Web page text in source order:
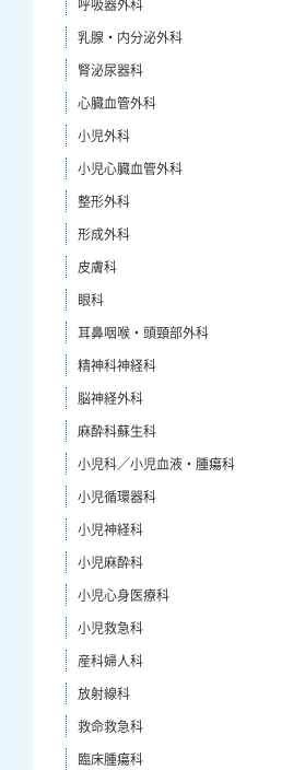
呼吸器外科
乳腺・内分泌外科
腎泌尿器科
心臓血管外科
小児外科
小児心臓血管外科
整形外科
形成外科
皮膚科
眼科
耳鼻咽喉・頭頸部外科
精神科神経科
脳神経外科
麻酔科蘇生科
小児科／小児血液・腫瘍科
小児循環器科
小児神経科
小児麻酔科
小児心身医療科
小児救急科
産科婦人科
放射線科
救命救急科
臨床腫瘍科